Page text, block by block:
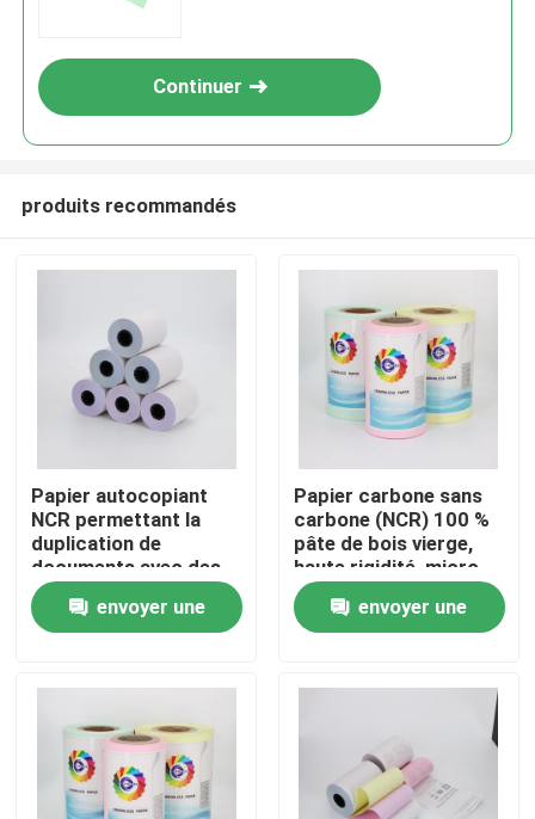
Produits
À propos de nous
Continuer
produits recommandés
Papier autocopiant
NCR permettant la
duplication de
documents avec des
copies claires et
lisibles, parfait pour le
bureau et le
envoyer une
Papier carbone sans
carbone (NCR) 100 %
pâte de bois vierge,
haute rigidité, micro-
perforé
envoyer une